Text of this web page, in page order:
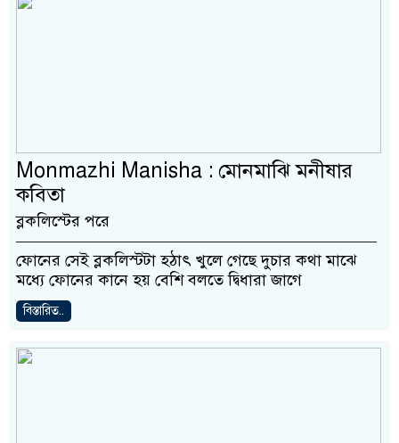
Monmazhi Manisha : মোনমাঝি মনীষার
কবিতা
ব্লকলিস্টের পরে
——————————————————————–
ফোনের সেই ব্লকলিস্টটা হঠাৎ খুলে গেছে দুচার কথা মাঝে
মধ্যে ফোনের কানে হয় বেশি বলতে দ্বিধারা জাগে
বিস্তারিত..